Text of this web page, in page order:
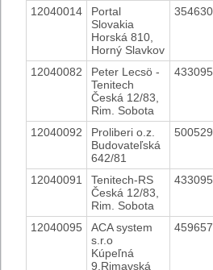
12040014
Portal
Slovakia
Horská 810,
Horný Slavkov
12040082
Peter Lecsö -
Tenitech
Česká 12/83,
Rim. Sobota
12040092
Proliberi o.z.
Budovateľská
642/81
12040091
Tenitech-RS
Česká 12/83,
Rim. Sobota
12040095
ACA system
s.r.o
Kúpeľná
9,Rimavská